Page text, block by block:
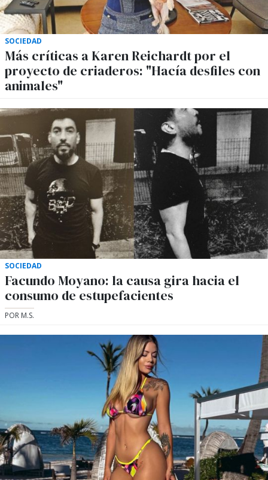
SOCIEDAD
Más críticas a Karen Reichardt por el
proyecto de criaderos: "Hacía desfiles con
animales"
SOCIEDAD
Facundo Moyano: la causa gira hacia el
consumo de estupefacientes
POR M.S.